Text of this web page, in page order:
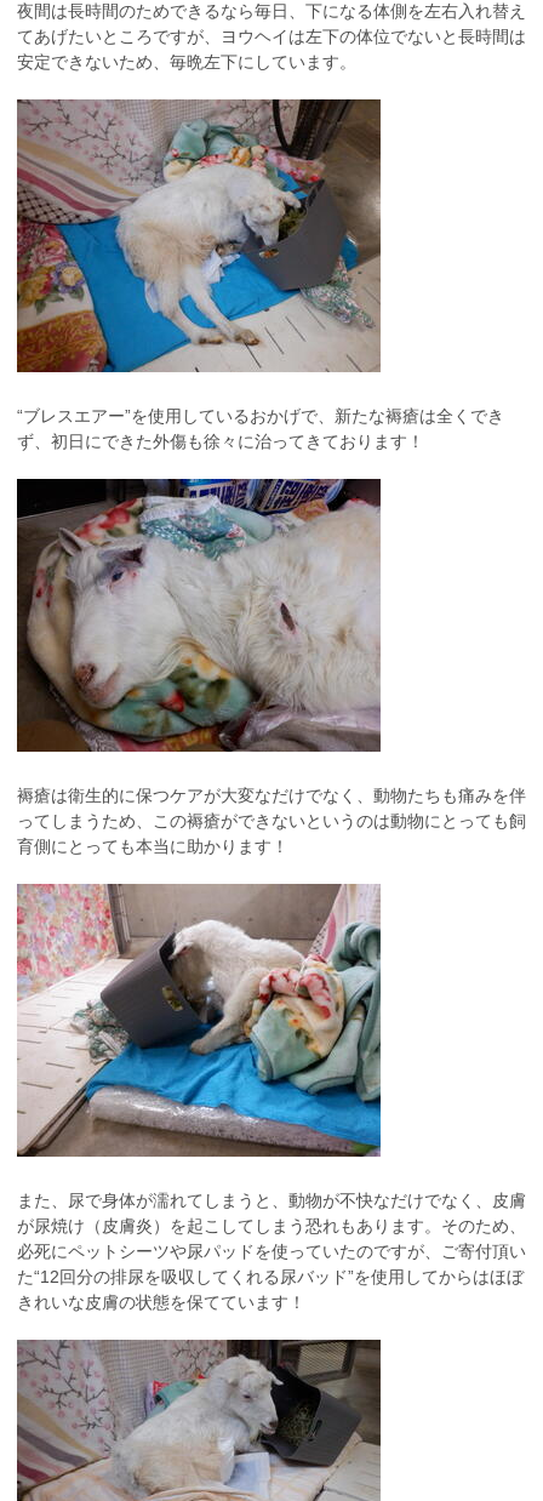
夜間は長時間のためできるなら毎日、下になる体側を左右入れ替え
てあげたいところですが、ヨウヘイは左下の体位でないと長時間は
安定できないため、毎晩左下にしています。
“ブレスエアー”を使用しているおかげで、新たな褥瘡は全くでき
ず、初日にできた外傷も徐々に治ってきております！
褥瘡は衛生的に保つケアが大変なだけでなく、動物たちも痛みを伴
ってしまうため、この褥瘡ができないというのは動物にとっても飼
育側にとっても本当に助かります！
また、尿で身体が濡れてしまうと、動物が不快なだけでなく、皮膚
が尿焼け（皮膚炎）を起こしてしまう恐れもあります。そのため、
必死にペットシーツや尿パッドを使っていたのですが、ご寄付頂い
た“12回分の排尿を吸収してくれる尿バッド”を使用してからはほぼ
きれいな皮膚の状態を保てています！